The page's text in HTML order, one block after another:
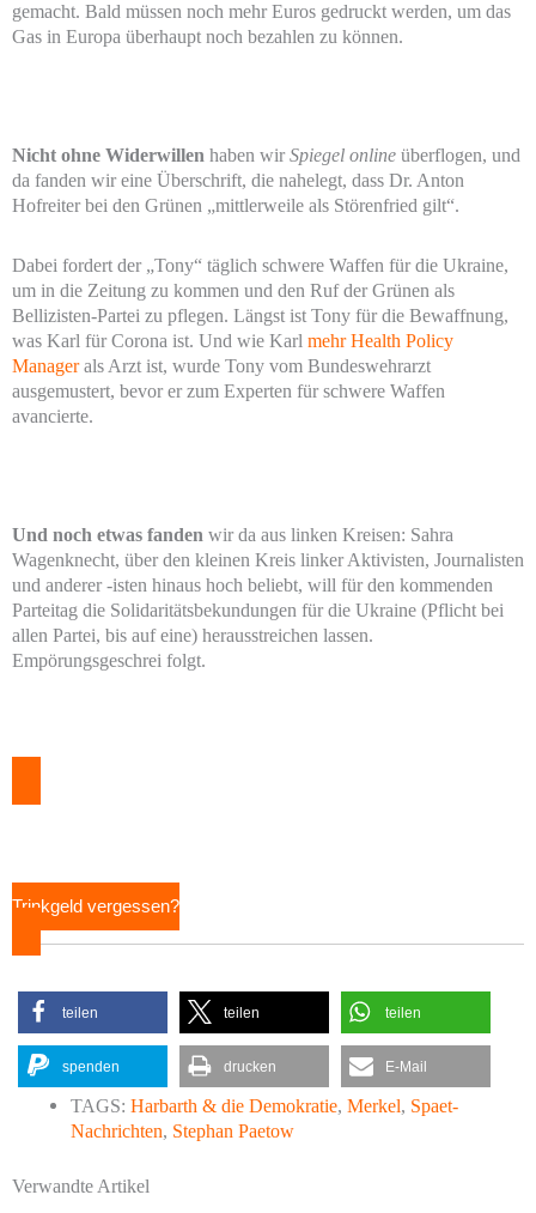
gemacht. Bald müssen noch mehr Euros gedruckt werden, um das
Gas in Europa überhaupt noch bezahlen zu können.
Nicht ohne Widerwillen haben wir Spiegel online überflogen, und
da fanden wir eine Überschrift, die nahelegt, dass Dr. Anton
Hofreiter bei den Grünen „mittlerweile als Störenfried gilt“.
Dabei fordert der „Tony“ täglich schwere Waffen für die Ukraine,
um in die Zeitung zu kommen und den Ruf der Grünen als
Bellizisten-Partei zu pflegen. Längst ist Tony für die Bewaffnung,
was Karl für Corona ist. Und wie Karl mehr Health Policy
Managerals Arzt ist, wurde Tony vom Bundeswehrarzt
ausgemustert, bevor er zum Experten für schwere Waffen
avancierte.
Und noch etwas fanden wir da aus linken Kreisen: Sahra
Wagenknecht, über den kleinen Kreis linker Aktivisten, Journalisten
und anderer -isten hinaus hoch beliebt, will für den kommenden
Parteitag die Solidaritätsbekundungen für die Ukraine (Pflicht bei
allen Partei, bis auf eine) herausstreichen lassen.
Empörungsgeschrei folgt.
Trinkgeld vergessen?
teilen teilen teilen
spenden drucken E-Mail
TAGS:Harbarth & die Demokratie,Merkel, Spaet-
Nachrichten, Stephan Paetow
Verwandte Artikel